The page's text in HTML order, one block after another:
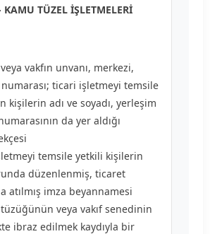
KAMU TÜZEL İŞLETMELERİ
vakfın unvanı, merkezi,
ticari işletmeyi temsile
kişilerin adı ve soyadı, yerleşim
da yer aldığı
temsile yetkili kişilerin
düzenlenmiş, ticaret
atılmış imza beyannamesi
veya vakıf senedinin
ibraz edilmek kaydıyla bir